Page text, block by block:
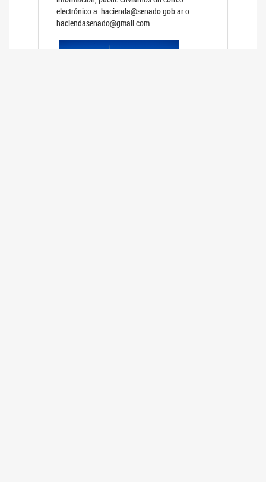
electrónico a: hacienda@senado.gob.ar o
haciendasenado@gmail.com.